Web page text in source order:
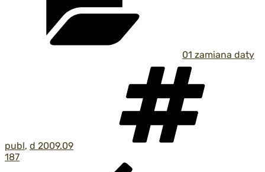
01 zamiana daty
publ, d 2009.09
187